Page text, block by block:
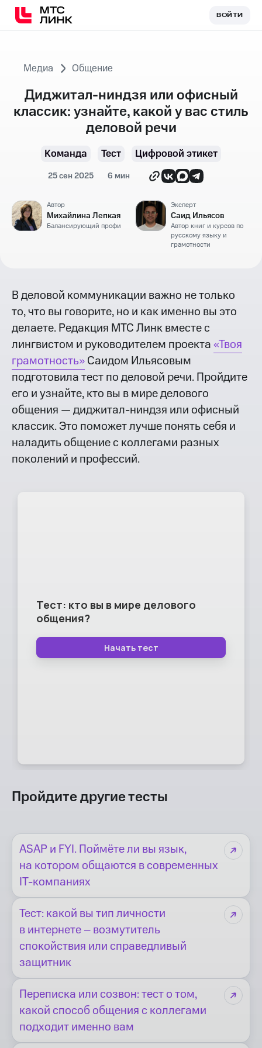
ВОЙТИВОЙТИ
Медиа Общение
Диджитал-ниндзя или офисный
классик: узнайте, какой у вас стиль
деловой речи
Команда Тест Цифровой этикет
25 сен 2025 6 мин
Автор
Михайлина Лепкая
Балансирующий профи
Эксперт
Саид Ильясов
Автор книг и курсов по
русскому языку и
грамотности
В деловой коммуникации важно не только
то, что вы говорите, но и как именно вы это
делаете. Редакция МТС Линк вместе с
лингвистом и руководителем проекта «Твоя
грамотность»Саидом Ильясовым
подготовила тест по деловой речи. Пройдите
его и узнайте, кто вы в мире делового
общения — диджитал-ниндзя или офисный
классик. Это поможет лучше понять себя и
наладить общение с коллегами разных
поколений и профессий.
Пройдите другие тесты
ASAP и FYI. Поймёте ли вы язык,
на котором общаются в современных
IT-компаниях
Тест: какой вы тип личности
в интернете – возмутитель
спокойствия или справедливый
защитник
Переписка или созвон: тест о том,
какой способ общения с коллегами
подходит именно вам